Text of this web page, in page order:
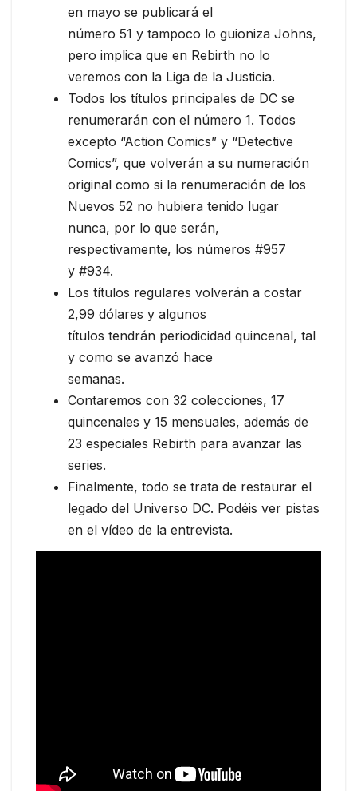
en mayo se publicará el
número 51 y tampoco lo guioniza Johns,
pero implica que en Rebirth no lo
veremos con la Liga de la Justicia.
Todos los títulos principales de DC se
renumerarán con el número 1. Todos
excepto “Action Comics” y “Detective
Comics”, que volverán a su numeración
original como si la renumeración de los
Nuevos 52 no hubiera tenido lugar
nunca, por lo que serán,
respectivamente, los números #957
y #934.
Los títulos regulares volverán a costar
2,99 dólares y algunos
títulos tendrán periodicidad quincenal, tal
y como se avanzó hace
semanas.
Contaremos con 32 colecciones, 17
quincenales y 15 mensuales, además de
23 especiales Rebirth para avanzar las
series.
Finalmente, todo se trata de restaurar el
legado del Universo DC. Podéis ver pistas
en el vídeo de la entrevista.